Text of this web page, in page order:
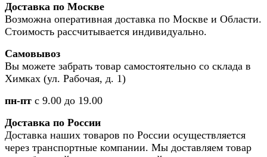
Доставка по Москве
Возможна оперативная доставка по Москве и Области.
Стоимость рассчитывается индивидуально.
Самовывоз
Вы можете забрать товар самостоятельно со склада в
Химках (ул. Рабочая, д. 1)
пн-пт с 9.00 до 19.00
Доставка по России
Доставка наших товаров по России осуществляется
через транспортные компании. Мы доставляем товар